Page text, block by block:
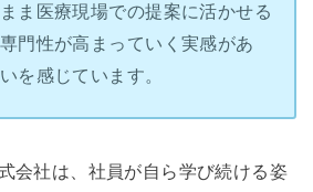
ま医療現場での提案に活かせる
門性が高まっていく実感があ
を感じています。
会社は、社員が自ら学び続ける姿